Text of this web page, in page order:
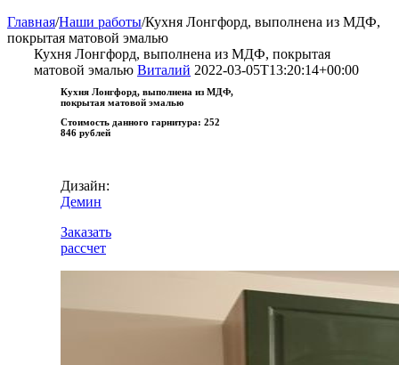
Главная/Наши работы/Кухня Лонгфорд, выполнена из МДФ,
покрытая матовой эмалью
Кухня Лонгфорд, выполнена из МДФ, покрытая
матовой эмалью Виталий 2022-03-05T13:20:14+00:00
Кухня Лонгфорд, выполнена из МДФ,
покрытая матовой эмалью
Стоимость данного гарнитура: 252
846 рублей
Дизайн:
Демин
Заказать
рассчет